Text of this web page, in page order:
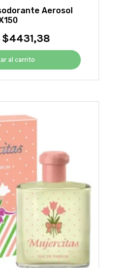
Aerosol
El
precio
original
era:
$4929,76.
$4431,38
precio
es:
$4431,38.
al carrito